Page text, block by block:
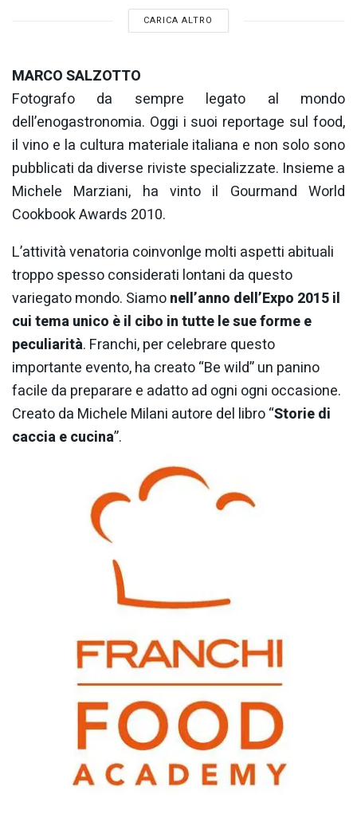
CARICA ALTRO
MARCO SALZOTTO
Fotografo da sempre legato al mondo
dell’enogastronomia. Oggi i suoi reportage sul food,
il vino e la cultura materiale italiana e non solo sono
pubblicati da diverse riviste specializzate. Insieme a
Michele Marziani, ha vinto il Gourmand World
Cookbook Awards 2010.
L’attività venatoria coinvonlge molti aspetti abituali
troppo spesso considerati lontani da questo
variegato mondo. Siamonell’anno dell’Expo 2015 il
cui tema unico è il cibo in tutte le sue forme e
peculiarità. Franchi, per celebrare questo
importante evento, ha creato “Be wild” un panino
facile da preparare e adatto ad ogni ogni occasione.
Creato da Michele Milani autore del libro “Storie di
caccia e cucina”.